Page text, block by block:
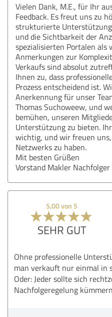
Vielen Dank, M.E., für Ihr
Feedback. Es freut uns zu
strukturierte
und die Sichtbarkeit der
spezialisierten Portalen als
Anmerkungen zur
Verkaufs sind absolut
Ihnen zu, dass
Prozess entscheidend ist.
Anerkennung für unser
Thomas Suchoweew, und
bemühen, unseren
Unterstützung zu bieten.
wichtig, und wir freuen
Netzwerks zu haben.
Mit besten Grüßen
Vorstand Makler Nachfolger
5,00 von 5
SEHR GUT
Ohne professionelle
man verkauft nur einmal in
Oder: Jeder sollte sich
Nachfolgeregelung